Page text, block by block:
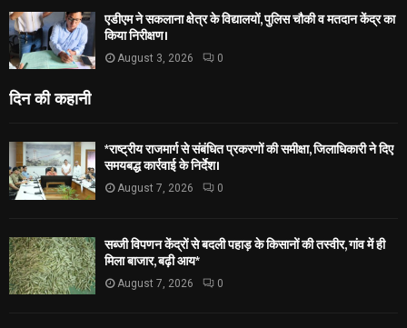
एडीएम ने सकलाना क्षेत्र के विद्यालयों, पुलिस चौकी व मतदान केंद्र का
किया निरीक्षण।
August 3, 2026 0
दिन की कहानी
*राष्ट्रीय राजमार्ग से संबंधित प्रकरणों की समीक्षा, जिलाधिकारी ने दिए
समयबद्ध कार्रवाई के निर्देश।
August 7, 2026 0
सब्जी विपणन केंद्रों से बदली पहाड़ के किसानों की तस्वीर, गांव में ही
मिला बाजार, बढ़ी आय*
August 7, 2026 0